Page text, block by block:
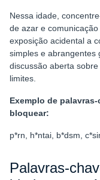
Nessa idade,
de azar e
exposição acidental a
simples e abrangentes
discussão aberta
limites.
Exemplo de
bloquear:
p*rn, h*ntai, b*dsm,
Palavras-